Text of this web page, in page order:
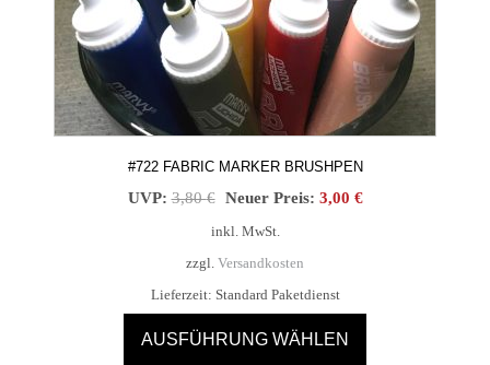
gewählt
werden
#722 FABRIC MARKER BRUSHPEN
UVP: 3,80€ Ursprünglicher
3,80 €
Neuer Preis: 3,00 €Aktueller
inkl. MwSt.
zzgl. Versandkosten
Lieferzeit: Standard Paketdienst
AUSFÜHRUNG WÄHLEN